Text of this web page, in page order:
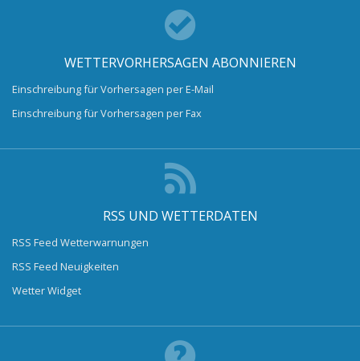
WETTERVORHERSAGEN ABONNIEREN
Einschreibung für Vorhersagen per E-Mail
Einschreibung für Vorhersagen per Fax
RSS UND WETTERDATEN
RSS Feed Wetterwarnungen
RSS Feed Neuigkeiten
Wetter Widget